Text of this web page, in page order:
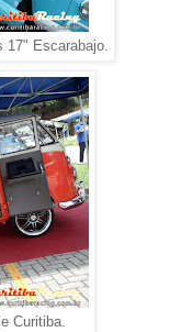
17" Escarabajo.
Curitiba.